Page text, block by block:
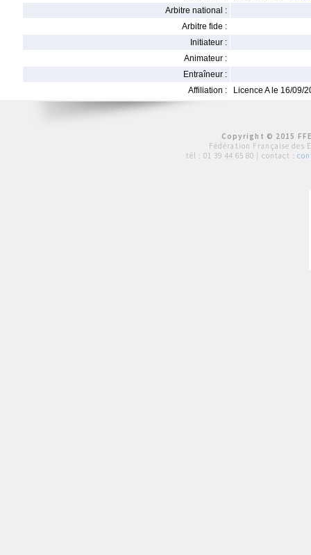
Arbitre national :
Arbitre fide :
Initiateur :
Animateur :
Entraîneur :
Affiliation :
Licence A le 16/09/
Copyright © 2015
Fédération Française des
tél : 01 39 44 65 80 | contact :